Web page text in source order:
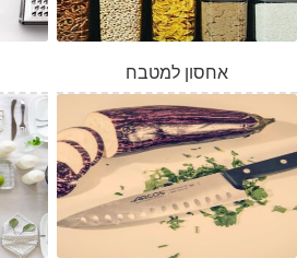
אחסון למטבח